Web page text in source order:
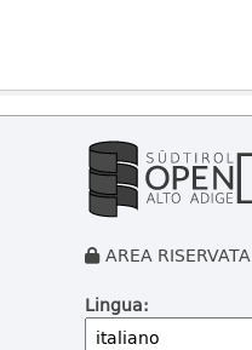
AREA RISERVATA
Lingua